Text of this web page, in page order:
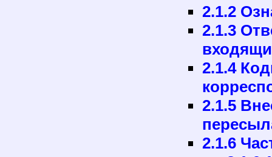
2.1.2
2.1.3
2.1.4
2.1.5
2.1.6